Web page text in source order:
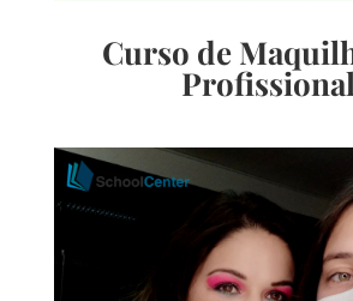
Curso de
Profissional